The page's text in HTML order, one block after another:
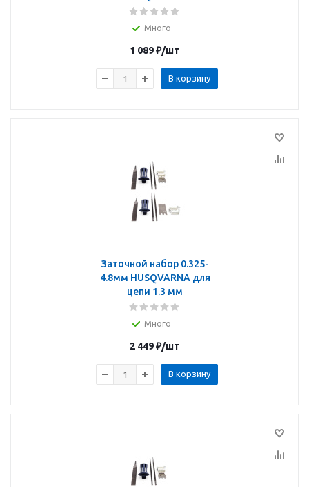
Много
1 089₽/шт
В корзину
Заточной набор 0.325-
4.8мм HUSQVARNA для
цепи 1.3 мм
Много
2 449₽/шт
В корзину